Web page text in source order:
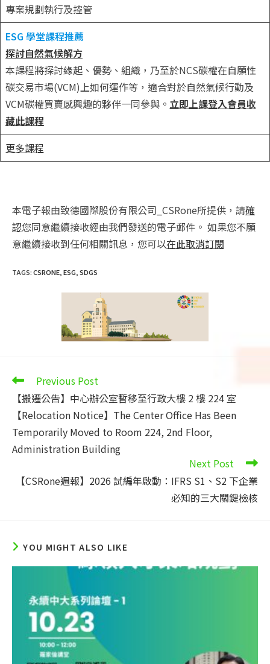
專案規劃執行及控管
ESG 學堂課程推薦
探討自然氣候解方
本課程將探討緣起、優勢、組織，乃至於NCS碳權在自願性
碳交易市場(VCM)上如何運作等，適合對於自然氣候行動及
VCM碳權買賣感興趣的夥伴一同參與。 立即上課登入會員收
藏此課程
更多課程
本電子報由致德國際股份有限公司_CSRone所提供，請確
認您同意繼續接收經由我們發送的電子郵件。 如果您不願
意繼續接收到任何相關訊息，您可以在此取消訂閱
TAGS:CSRONE ESG SDGS
Read
more
articles
Previous Post
【搬遷公告】中心辦公室暫移至行政大樓 2 樓 224 室
【Relocation Notice】The Center Office Has Been
Temporarily Moved to Room 224, 2nd Floor,
Administration Building
Next Post
【CSRone週報】2026 試編年啟動：IFRS S1、S2 下企業
必知的三大關鍵檢核
YOU MIGHT ALSO LIKE